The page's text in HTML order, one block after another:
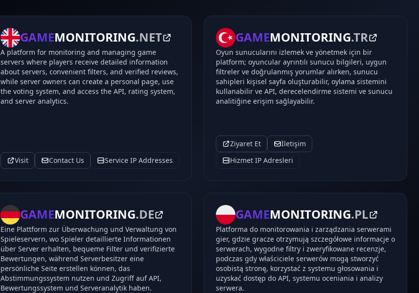
GAMEMONITORING.NET
A platform for monitoring and managing game
servers where players receive detailed information
about servers, convenient filters, and verified reviews,
while server owners can create a personal page, use
the voting system, and access the API, rating system,
and server analytics.
Visit Contact Us Service IP Addresses
GAMEMONITORING.TR
Oyun sunucularını izlemek ve yönetmek için bir
platform; oyuncular ayrıntılı sunucu bilgileri, uygun
filtreler ve doğrulanmış yorumlar alırken, sunucu
sahipleri kişisel sayfa oluşturabilir, oylama sistemini
kullanabilir ve API, derecelendirme sistemi ve sunucu
analitiğine erişim sağlayabilir.
Ziyaret Et
İletişim
Hizmet IP Adresleri
GAMEMONITORING.DE
Eine Plattform zur Überwachung und Verwaltung von
Spieleservern, wo Spieler detaillierte Informationen
über Server erhalten, bequeme Filter und verifizierte
Bewertungen, während Serverbesitzer eine
persönliche Seite erstellen können, das
Abstimmungssystem nutzen und Zugriff auf API,
Bewertungssystem und Serveranalytik haben.
GAMEMONITORING.PL
Platforma do monitorowania i zarządzania serwerami
gier, gdzie gracze otrzymują szczegółowe informacje o
serwerach, wygodne filtry i zweryfikowane recenzje,
podczas gdy właściciele serwerów mogą stworzyć
osobistą stronę, korzystać z systemu głosowania i
uzyskać dostęp do API, systemu oceniania i analizy
serwera.